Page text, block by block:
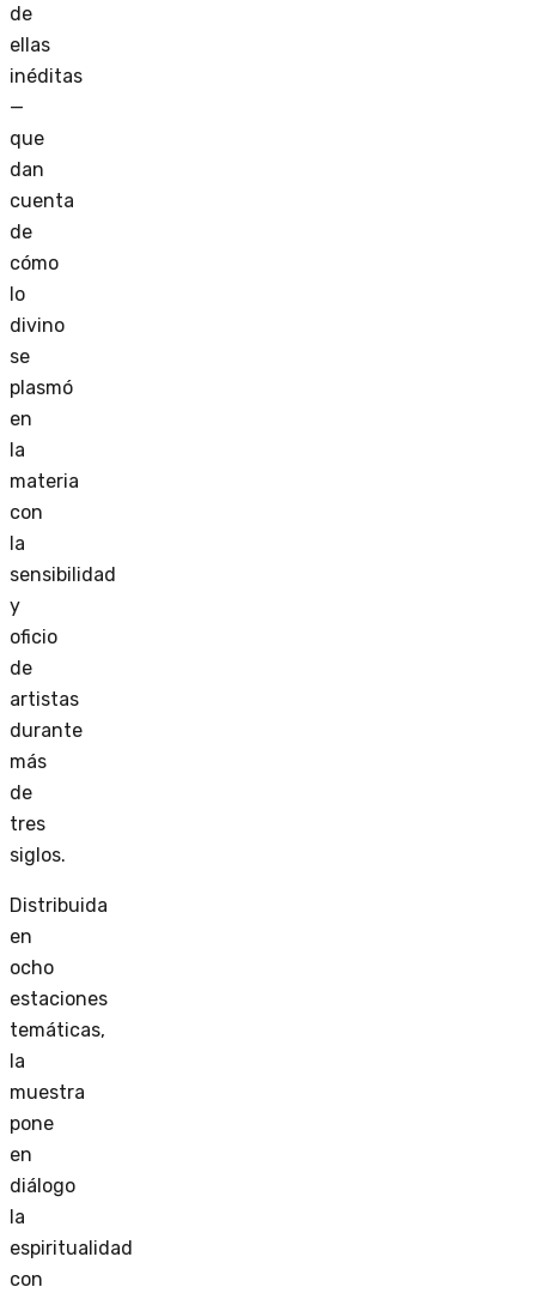
de
ellas
inéditas
—
que
dan
cuenta
de
cómo
lo
divino
se
plasmó
en
la
materia
con
la
sensibilidad
y
oficio
de
artistas
durante
más
de
tres
siglos.
Distribuida
en
ocho
estaciones
temáticas,
la
muestra
pone
en
diálogo
la
espiritualidad
con